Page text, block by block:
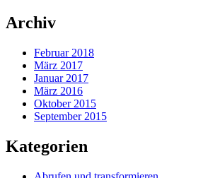
Archiv
Februar 2018
März 2017
Januar 2017
März 2016
Oktober 2015
September 2015
Kategorien